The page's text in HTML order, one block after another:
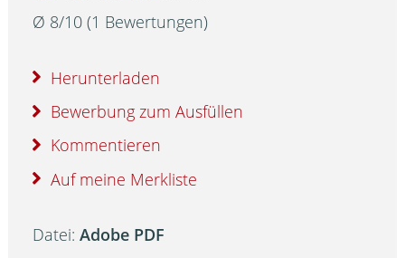
Ø 8/10 (1 Bewertungen)
Herunterladen
Bewerbung zum Ausfüllen
Kommentieren
Auf meine Merkliste
Datei:Adobe PDF